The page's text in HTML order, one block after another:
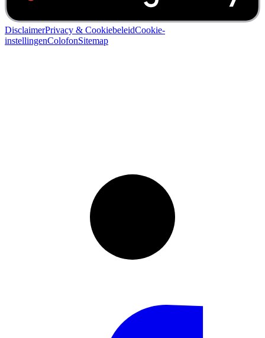
DisclaimerPrivacy & CookiebeleidCookie-
instellingenColofonSitemap